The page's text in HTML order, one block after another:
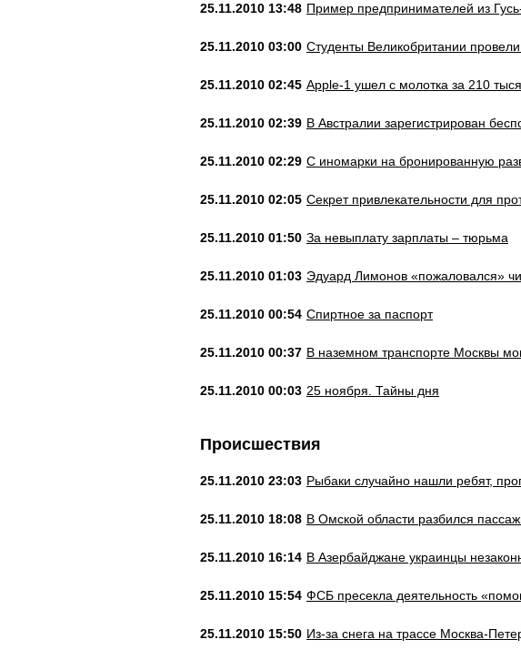
25.11.2010 13:48 Пример предпринимателей из
25.11.2010 03:00 Студенты Великобритании
25.11.2010 02:45 Apple-1 ушел с молотка за 210
25.11.2010 02:39 В Австралии зарегистрирован
25.11.2010 02:29 С иномарки на бронированную
25.11.2010 02:05 Секрет привлекательности для
25.11.2010 01:50 За невыплату зарплаты – тюрьма
25.11.2010 01:03 Эдуард Лимонов «пожаловался»
25.11.2010 00:54 Спиртное за паспорт
25.11.2010 00:37 В наземном транспорте Москвы
25.11.2010 00:03 25 ноября. Тайны дня
Происшествия
25.11.2010 23:03 Рыбаки случайно нашли ребят,
25.11.2010 18:08 В Омской области разбился
25.11.2010 16:14 В Азербайджане украинцы
25.11.2010 15:54 ФСБ пресекла деятельность
25.11.2010 15:50 Из-за снега на трассе Москва-